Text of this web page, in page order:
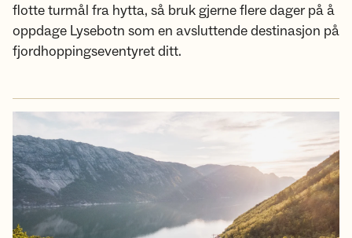
flotte turmål fra hytta, så bruk gjerne flere dager på å
oppdage Lysebotn som en avsluttende destinasjon på
fjordhoppingseventyret ditt.